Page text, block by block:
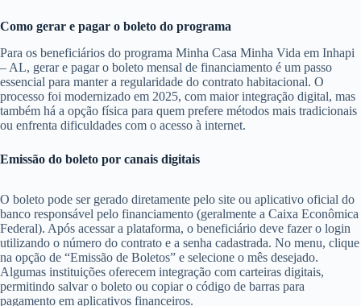
Como gerar e pagar o boleto do programa
Para os beneficiários do programa Minha Casa Minha Vida em Inhapi
– AL, gerar e pagar o boleto mensal de financiamento é um passo
essencial para manter a regularidade do contrato habitacional. O
processo foi modernizado em 2025, com maior integração digital, mas
também há a opção física para quem prefere métodos mais tradicionais
ou enfrenta dificuldades com o acesso à internet.
Emissão do boleto por canais digitais
O boleto pode ser gerado diretamente pelo site ou aplicativo oficial do
banco responsável pelo financiamento (geralmente a Caixa Econômica
Federal). Após acessar a plataforma, o beneficiário deve fazer o login
utilizando o número do contrato e a senha cadastrada. No menu, clique
na opção de “Emissão de Boletos” e selecione o mês desejado.
Algumas instituições oferecem integração com carteiras digitais,
permitindo salvar o boleto ou copiar o código de barras para
pagamento em aplicativos financeiros.